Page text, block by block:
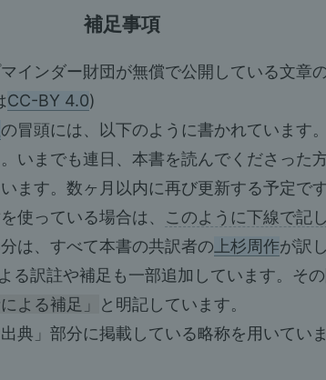
補足事項
インダー財団が無償で公開している文章
CC-BY 4.0)
の冒頭には、以下のように書かれています
いまでも連日、本書を読んでくださった
ます。数ヶ月以内に再び更新する予定で
使っている場合は、 このように下線で記
は、すべて本書の共訳者の上杉周作が訳
る訳註や補足も一部追加しています。そ
による補足」
と明記しています。
典」部分に掲載している略称を用いてい